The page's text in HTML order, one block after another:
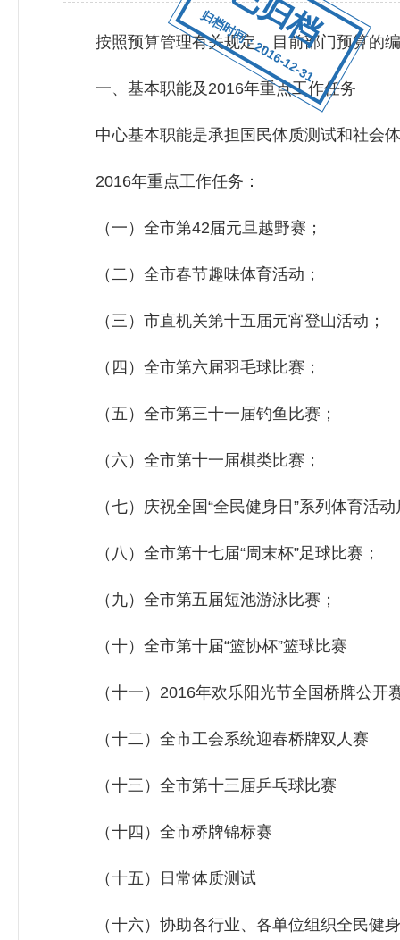
归档时间：2016-12-31
按照预算管理有关规定，目前部门预算的编
一、基本职能及2016年重点工作任务
中心基本职能是承担国民体质测试和社会体
2016年重点工作任务：
（一）全市第42届元旦越野赛；
（二）全市春节趣味体育活动；
（三）市直机关第十五届元宵登山活动；
（四）全市第六届羽毛球比赛；
（五）全市第三十一届钓鱼比赛；
（六）全市第十一届棋类比赛；
（七）庆祝全国“全民健身日”系列体育活动
（八）全市第十七届“周末杯”足球比赛；
（九）全市第五届短池游泳比赛；
（十）全市第十届“篮协杯”篮球比赛
（十一）2016年欢乐阳光节全国桥牌公开
（十二）全市工会系统迎春桥牌双人赛
（十三）全市第十三届乒乓球比赛
（十四）全市桥牌锦标赛
（十五）日常体质测试
（十六）协助各行业、各单位组织全民健